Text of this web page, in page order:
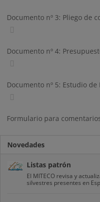
Documento nº 3: Pliego de
Documento nº 4:
Documento nº 5: Estudio
Formulario para
Novedades
Listas patrón
El MITECO revisa y
silvestres presentes en